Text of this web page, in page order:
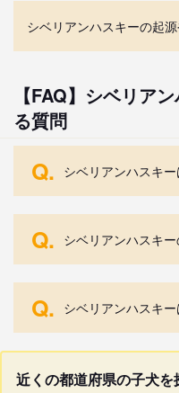
シベリアンハスキーの起
【FAQ】シベリア
る質問
Q. シベリアンハスキ
Q. シベリアンハスキ
Q. シベリアンハスキ
近くの都道府県の子犬を